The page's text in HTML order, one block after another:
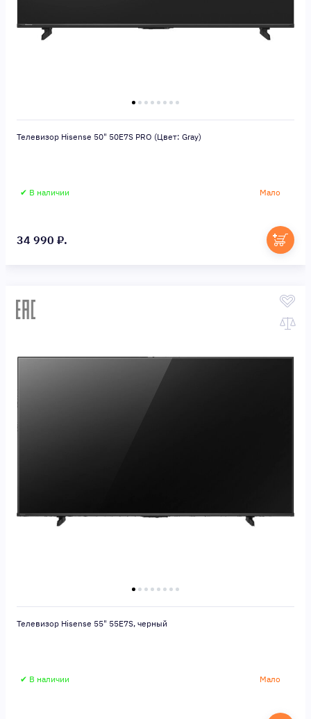
Телевизор Hisense 50" 50E7S PRO (Цвет: Gray)
✔ В наличии Мало
34 990 ₽.
Телевизор Hisense 55" 55E7S, черный
✔ В наличии Мало